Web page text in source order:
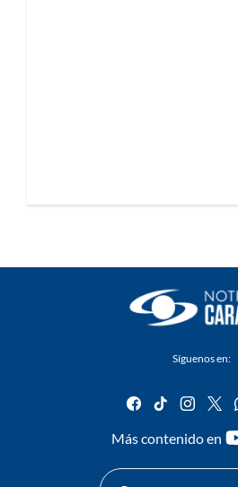
Síguenos en:
facebook
tiktok
Más contenido en